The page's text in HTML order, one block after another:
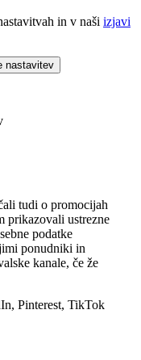
in v naši izjavi
nastavitev
tudi o promocijah
prikazovali ustrezne
podatke
ponudniki in
kanale, če že
Pinterest, TikTok